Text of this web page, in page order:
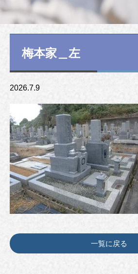
梅本家＿左
2026.7.9
一覧に戻る